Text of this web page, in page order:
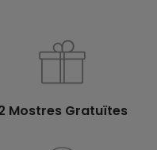
Mostres Gratuïtes